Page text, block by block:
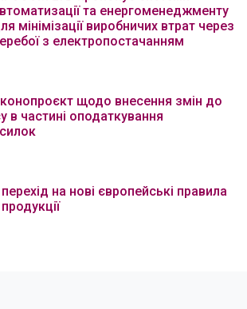
та енергоменеджменту
мінімізації виробничих втрат через
з електропостачанням
щодо внесення змін до
в частині оподаткування
на нові європейські правила